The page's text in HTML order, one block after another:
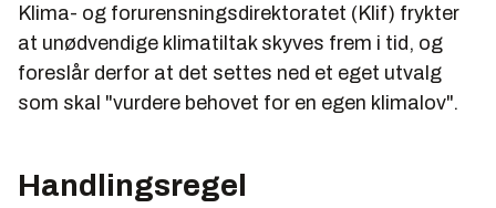
Klima- og forurensningsdirektoratet (Klif) frykter
at unødvendige klimatiltak skyves frem i tid, og
foreslår derfor at det settes ned et eget utvalg
som skal "vurdere behovet for en egen klimalov".
Handlingsregel